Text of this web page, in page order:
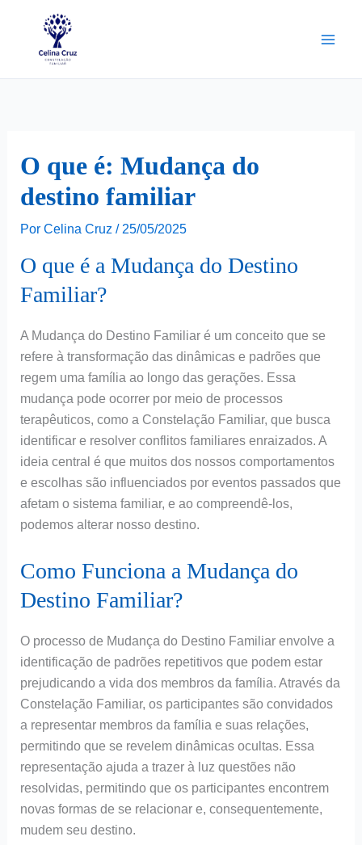
O que é: Mudança do
destino familiar
Por Celina Cruz / 25/05/2025
O que é a Mudança do Destino
Familiar?
A Mudança do Destino Familiar é um conceito que se
refere à transformação das dinâmicas e padrões que
regem uma família ao longo das gerações. Essa
mudança pode ocorrer por meio de processos
terapêuticos, como a Constelação Familiar, que busca
identificar e resolver conflitos familiares enraizados. A
ideia central é que muitos dos nossos comportamentos
e escolhas são influenciados por eventos passados que
afetam o sistema familiar, e ao compreendê-los,
podemos alterar nosso destino.
Como Funciona a Mudança do
Destino Familiar?
O processo de Mudança do Destino Familiar envolve a
identificação de padrões repetitivos que podem estar
prejudicando a vida dos membros da família. Através da
Constelação Familiar, os participantes são convidados
a representar membros da família e suas relações,
permitindo que se revelem dinâmicas ocultas. Essa
representação ajuda a trazer à luz questões não
resolvidas, permitindo que os participantes encontrem
novas formas de se relacionar e, consequentemente,
mudem seu destino.